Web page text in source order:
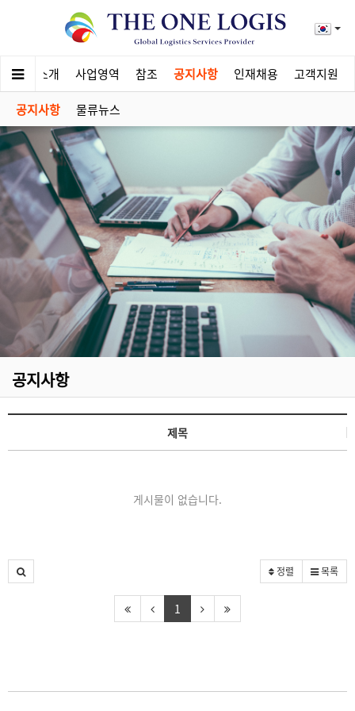
회사소개 사업영역 참조 공지사항 인재채용 고객지원
공지사항 물류뉴스
공지사항
제목
게시물이 없습니다.
정렬 목록
1